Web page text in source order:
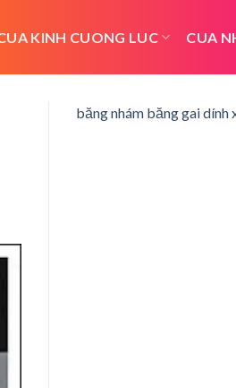
KINH CUONG LUC CUA
băng nhám băng gai dính